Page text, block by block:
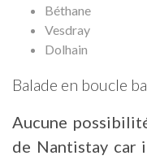
Béthane
Vesdray
Dolhain
Balade en boucle
Aucune
de Nantistay car